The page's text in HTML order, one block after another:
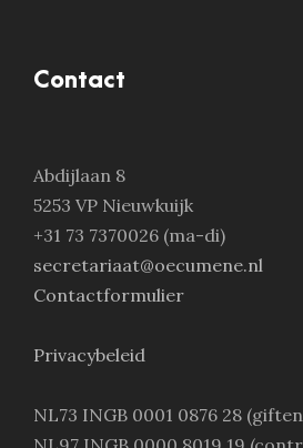
Contact
Abdijlaan 8
5253 VP Nieuwkuijk
+31 73 7370026 (ma-di)
secretariaat@oecumene.nl
Contactformulier
Privacybeleid
NL73 INGB 0001 0876 28